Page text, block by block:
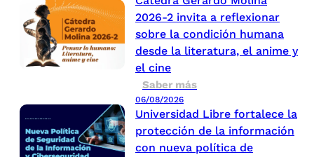
2026-2 invita a reflexionar
sobre la condición humana
desde la literatura, el anime y
el cine
Saber más
06/08/2026
Universidad Libre fortalece la
protección de la información
con nueva política de